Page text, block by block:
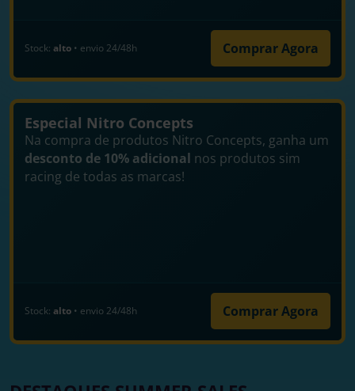
Stock: alto • envio 24/48h Comprar Agora
Especial Nitro Concepts
Na compra de produtos Nitro Concepts, ganha um
desconto de 10% adicional nos produtos sim
racing de todas as marcas!
Stock: alto • envio 24/48h Comprar Agora